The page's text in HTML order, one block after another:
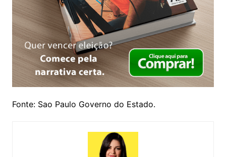
Fonte: Sao Paulo Governo do Estado.